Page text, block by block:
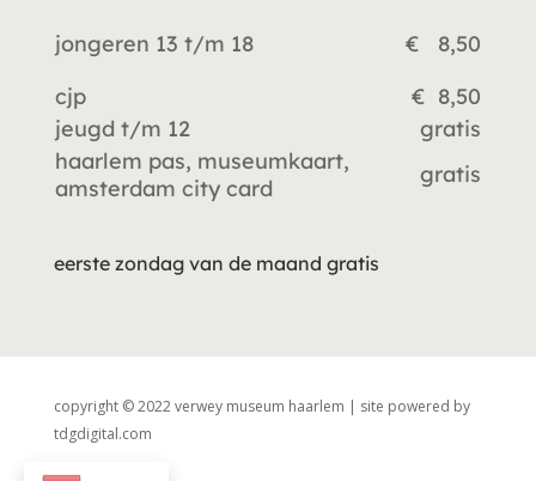
jongeren 13 t/m 18
€ 8,50
cjp
€ 8,50
jeugd t/m 12
gratis
haarlem pas, museumkaart,
amsterdam city card
gratis
eerste zondag van de maand gratis
copyright © 2022 verwey museum haarlem | site powered by
tdgdigital.com